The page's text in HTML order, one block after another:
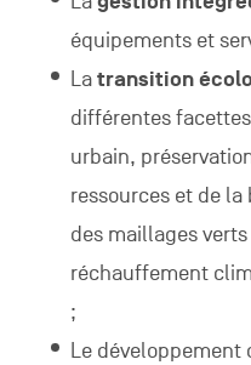
équipements et
Latransition
différentes
urbain,
ressources et de
des maillages
réchauffement
;
Le développement